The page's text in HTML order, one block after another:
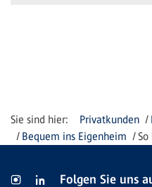
Privatkunden
Bequem ins Eigenheim
Folgen Sie uns